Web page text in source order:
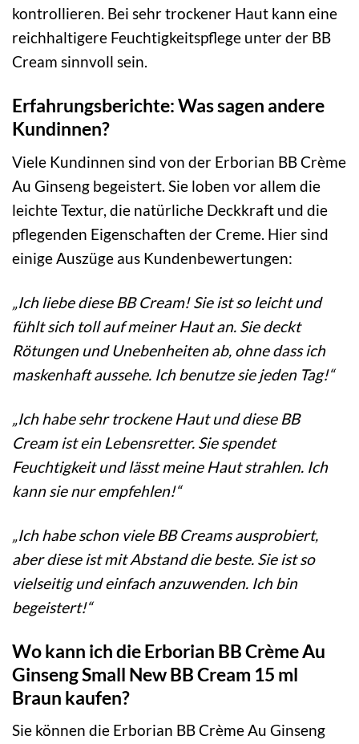
kontrollieren. Bei sehr trockener Haut kann eine
reichhaltigere Feuchtigkeitspflege unter der BB
Cream sinnvoll sein.
Erfahrungsberichte: Was sagen andere
Kundinnen?
Viele Kundinnen sind von der Erborian BB Crème
Au Ginseng begeistert. Sie loben vor allem die
leichte Textur, die natürliche Deckkraft und die
pflegenden Eigenschaften der Creme. Hier sind
einige Auszüge aus Kundenbewertungen:
„Ich liebe diese BB Cream! Sie ist so leicht und
fühlt sich toll auf meiner Haut an. Sie deckt
Rötungen und Unebenheiten ab, ohne dass ich
maskenhaft aussehe. Ich benutze sie jeden Tag!“
„Ich habe sehr trockene Haut und diese BB
Cream ist ein Lebensretter. Sie spendet
Feuchtigkeit und lässt meine Haut strahlen. Ich
kann sie nur empfehlen!“
„Ich habe schon viele BB Creams ausprobiert,
aber diese ist mit Abstand die beste. Sie ist so
vielseitig und einfach anzuwenden. Ich bin
begeistert!“
Wo kann ich die Erborian BB Crème Au
Ginseng Small New BB Cream 15 ml
Braun kaufen?
Sie können die Erborian BB Crème Au Ginseng